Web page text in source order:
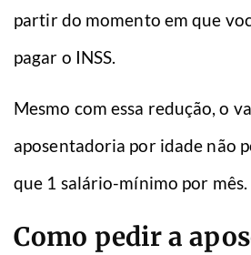
partir do momento em que
pagar o INSS.
Mesmo com essa redução, o
aposentadoria por idade não
que 1 salário-mínimo por mês.
Como pedir a